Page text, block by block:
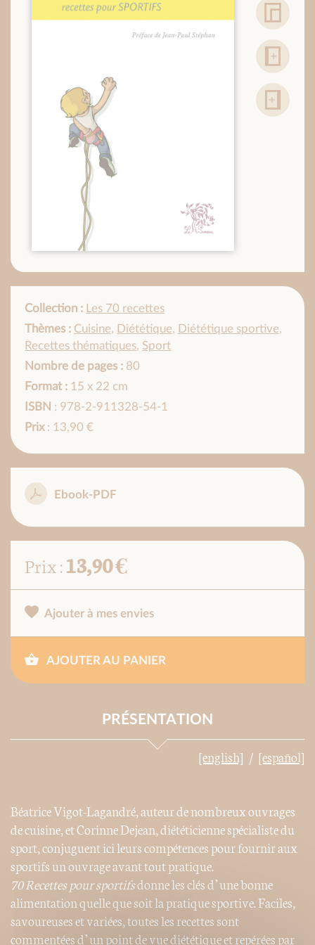
Collection : Les 70 recettes
Thèmes : Cuisine, Diététique, Diététique sportive,
Recettes thématiques, Sport
Nombre de pages : 80
Format : 15 x 22 cm
ISBN : 978-2-911328-54-1
Prix: 13,90 €
Ebook-PDF
Prix :13,90 €
Ajouter à mes envies
AJOUTER AU PANIER
PRÉSENTATION
[english] [español]
Béatrice Vigot-Lagandré, auteur de nombreux ouvrages
de cuisine, et Corinne Dejean, diététicienne spécialiste du
sport, conjuguent ici leurs compétences pour fournir aux
sportifs un ouvrage avant tout pratique.
70 Recettes pour sportifsdonne les clés d’une bonne
alimentation quelle que soit la pratique sportive. Faciles,
savoureuses et variées, toutes les recettes sont
commentées d’un point de vue diététique et repérées par